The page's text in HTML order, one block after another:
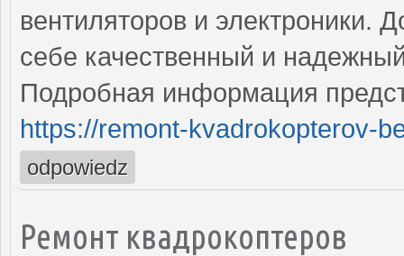
вентиляторов и электроники.
себе качественный и
Подробная информация
https://remont-kvadrokopterov-
odpowiedz
Ремонт квадрокоптеров